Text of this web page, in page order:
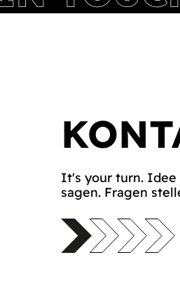
It's your turn. Idee
sagen. Fragen